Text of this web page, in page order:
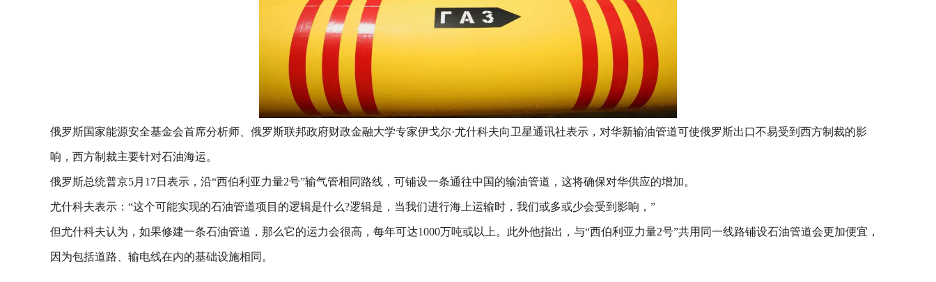
俄罗斯国家能源安全基金会首席分析师、俄罗斯联邦政府财政金融大学专家伊戈尔·尤什科夫向卫星通讯社表示，对华新输油管道可使俄罗斯出口不易受到西方制裁的影
响，西方制裁主要针对石油海运。
俄罗斯总统普京5月17日表示，沿“西伯利亚力量2号”输气管相同路线，可铺设一条通往中国的输油管道，这将确保对华供应的增加。
尤什科夫表示：“这个可能实现的石油管道项目的逻辑是什么?逻辑是，当我们进行海上运输时，我们或多或少会受到影响，”
但尤什科夫认为，如果修建一条石油管道，那么它的运力会很高，每年可达1000万吨或以上。此外他指出，与“西伯利亚力量2号”共用同一线路铺设石油管道会更加便宜，
因为包括道路、输电线在内的基础设施相同。